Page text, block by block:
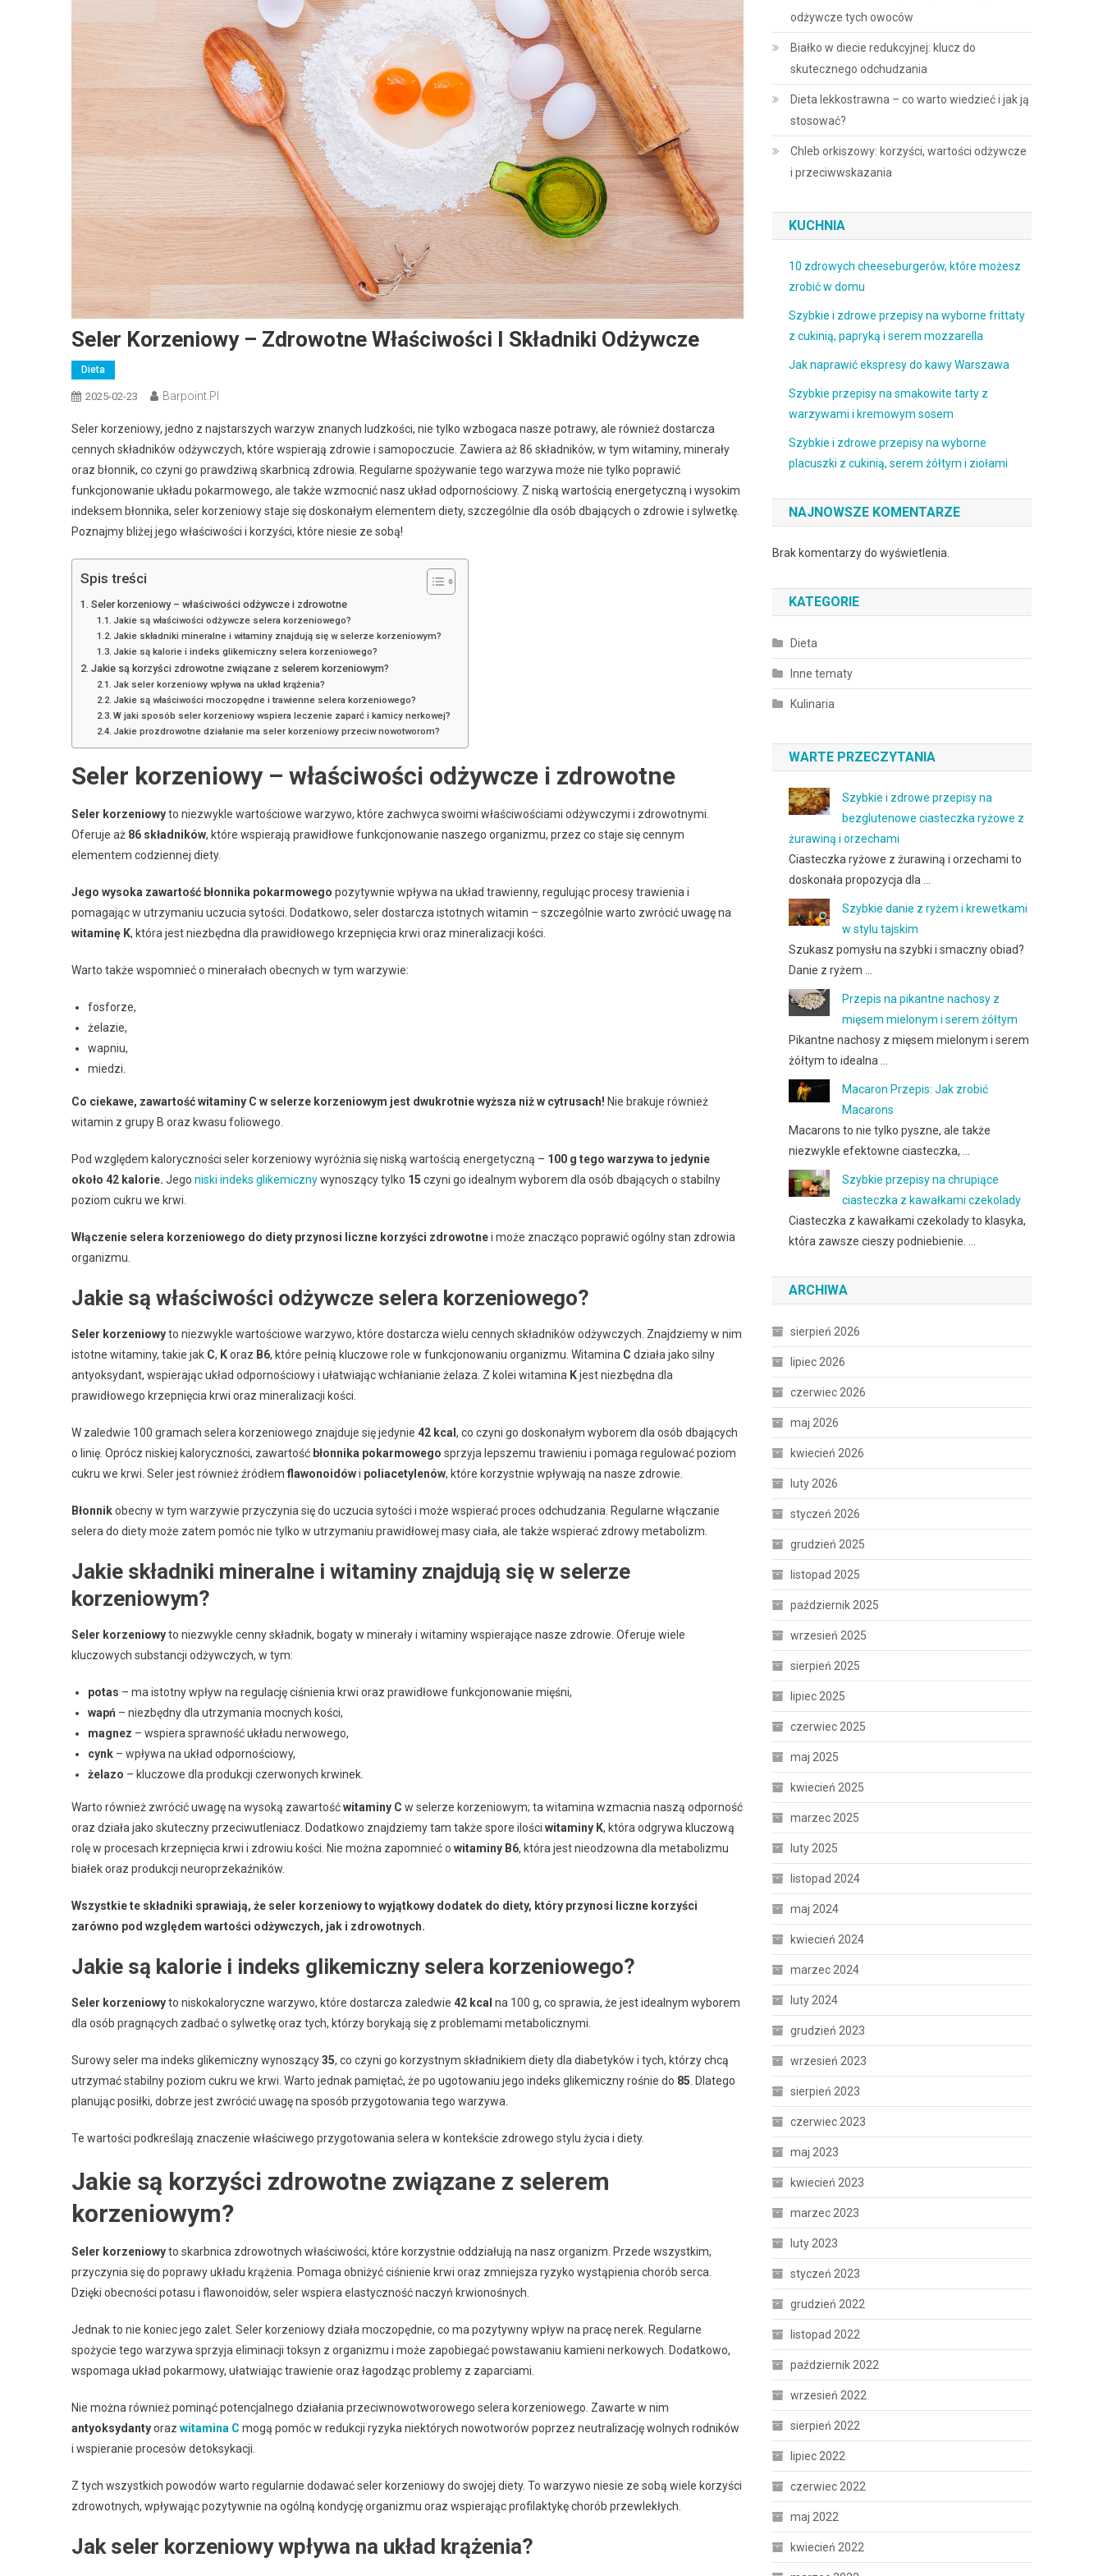
Seler Korzeniowy – Zdrowotne Właściwości I Składniki Odżywcze
Dieta
2025-02-23 Barpoint.pl
Seler korzeniowy, jedno z najstarszych warzyw znanych ludzkości, nie tylko wzbogaca nasze potrawy, ale również dostarcza
cennych składników odżywczych, które wspierają zdrowie i samopoczucie. Zawiera aż 86 składników, w tym witaminy, minerały
oraz błonnik, co czyni go prawdziwą skarbnicą zdrowia. Regularne spożywanie tego warzywa może nie tylko poprawić
funkcjonowanie układu pokarmowego, ale także wzmocnić nasz układ odpornościowy. Z niską wartością energetyczną i wysokim
indeksem błonnika, seler korzeniowy staje się doskonałym elementem diety, szczególnie dla osób dbających o zdrowie i sylwetkę.
Poznajmy bliżej jego właściwości i korzyści, które niesie ze sobą!
Spis treści
Seler korzeniowy – właściwości odżywcze i zdrowotne
Jakie są właściwości odżywcze selera korzeniowego?
Jakie składniki mineralne i witaminy znajdują się w selerze korzeniowym?
Jakie są kalorie i indeks glikemiczny selera korzeniowego?
Jakie są korzyści zdrowotne związane z selerem korzeniowym?
Jak seler korzeniowy wpływa na układ krążenia?
Jakie są właściwości moczopędne i trawienne selera korzeniowego?
W jaki sposób seler korzeniowy wspiera leczenie zaparć i kamicy nerkowej?
Jakie prozdrowotne działanie ma seler korzeniowy przeciw nowotworom?
Seler korzeniowy – właściwości odżywcze i zdrowotne
Seler korzeniowyto niezwykle wartościowe warzywo, które zachwyca swoimi właściwościami odżywczymi i zdrowotnymi.
Oferuje aż 86 składników, które wspierają prawidłowe funkcjonowanie naszego organizmu, przez co staje się cennym
elementem codziennej diety.
Jego wysoka zawartość błonnika pokarmowego pozytywnie wpływa na układ trawienny, regulując procesy trawienia i
pomagając w utrzymaniu uczucia sytości. Dodatkowo, seler dostarcza istotnych witamin – szczególnie warto zwrócić uwagę na
witaminę K, która jest niezbędna dla prawidłowego krzepnięcia krwi oraz mineralizacji kości.
Warto także wspomnieć o minerałach obecnych w tym warzywie:
fosforze,
żelazie,
wapniu,
miedzi.
Co ciekawe, zawartość witaminy C w selerze korzeniowym jest dwukrotnie wyższa niż w cytrusach! Nie brakuje również
witamin z grupy B oraz kwasu foliowego.
Pod względem kaloryczności seler korzeniowy wyróżnia się niską wartością energetyczną – 100 g tego warzywa to jedynie
około 42 kalorie. Jego niski indeks glikemicznywynoszący tylko 15 czyni go idealnym wyborem dla osób dbających o stabilny
poziom cukru we krwi.
Włączenie selera korzeniowego do diety przynosi liczne korzyści zdrowotnei może znacząco poprawić ogólny stan zdrowia
organizmu.
Jakie są właściwości odżywcze selera korzeniowego?
Seler korzeniowyto niezwykle wartościowe warzywo, które dostarcza wielu cennych składników odżywczych. Znajdziemy w nim
istotne witaminy, takie jak C, Koraz B6, które pełnią kluczowe role w funkcjonowaniu organizmu. Witamina C działa jako silny
antyoksydant, wspierając układ odpornościowy i ułatwiając wchłanianie żelaza. Z kolei witamina Kjest niezbędna dla
prawidłowego krzepnięcia krwi oraz mineralizacji kości.
W zaledwie 100 gramach selera korzeniowego znajduje się jedynie 42 kcal , co czyni go doskonałym wyborem dla osób dbających
o linię. Oprócz niskiej kaloryczności, zawartość błonnika pokarmowego sprzyja lepszemu trawieniu i pomaga regulować poziom
cukru we krwi. Seler jest również źródłem flawonoidówi poliacetylenów, które korzystnie wpływają na nasze zdrowie.
Błonnikobecny w tym warzywie przyczynia się do uczucia sytości i może wspierać proces odchudzania. Regularne włączanie
selera do diety może zatem pomóc nie tylko w utrzymaniu prawidłowej masy ciała, ale także wspierać zdrowy metabolizm.
Jakie składniki mineralne i witaminy znajdują się w selerze
korzeniowym?
Seler korzeniowyto niezwykle cenny składnik, bogaty w minerały i witaminy wspierające nasze zdrowie. Oferuje wiele
kluczowych substancji odżywczych, w tym:
potas – ma istotny wpływ na regulację ciśnienia krwi oraz prawidłowe funkcjonowanie mięśni,
wapń – niezbędny dla utrzymania mocnych kości,
magnez – wspiera sprawność układu nerwowego,
cynk – wpływa na układ odpornościowy,
żelazo – kluczowe dla produkcji czerwonych krwinek.
Warto również zwrócić uwagę na wysoką zawartośćwitaminy C w selerze korzeniowym; ta witamina wzmacnia naszą odporność
oraz działa jako skuteczny przeciwutleniacz. Dodatkowo znajdziemy tam także spore ilości witaminy K, która odgrywa kluczową
rolę w procesach krzepnięcia krwi i zdrowiu kości. Nie można zapomnieć o witaminy B6, która jest nieodzowna dla metabolizmu
białek oraz produkcji neuroprzekaźników.
Wszystkie te składniki sprawiają, że seler korzeniowy to wyjątkowy dodatek do diety, który przynosi liczne korzyści
zarówno pod względem wartości odżywczych, jak i zdrowotnych.
Jakie są kalorie i indeks glikemiczny selera korzeniowego?
Seler korzeniowyto niskokaloryczne warzywo, które dostarcza zaledwie 42 kcal na 100 g, co sprawia, że jest idealnym wyborem
dla osób pragnących zadbać o sylwetkę oraz tych, którzy borykają się z problemami metabolicznymi.
Surowy seler ma indeks glikemiczny wynoszący35, co czyni go korzystnym składnikiem diety dla diabetyków i tych, którzy chcą
utrzymać stabilny poziom cukru we krwi. Warto jednak pamiętać, że po ugotowaniu jego indeks glikemiczny rośnie do 85. Dlatego
planując posiłki, dobrze jest zwrócić uwagę na sposób przygotowania tego warzywa.
Te wartości podkreślają znaczenie właściwego przygotowania selera w kontekście zdrowego stylu życia i diety.
Jakie są korzyści zdrowotne związane z selerem
korzeniowym?
Seler korzeniowyto skarbnica zdrowotnych właściwości, które korzystnie oddziałują na nasz organizm. Przede wszystkim,
przyczynia się do poprawy układu krążenia. Pomaga obniżyć ciśnienie krwi oraz zmniejsza ryzyko wystąpienia chorób serca.
Dzięki obecności potasu i flawonoidów, seler wspiera elastyczność naczyń krwionośnych.
Jednak to nie koniec jego zalet. Seler korzeniowy działa moczopędnie, co ma pozytywny wpływ na pracę nerek. Regularne
spożycie tego warzywa sprzyja eliminacji toksyn z organizmu i może zapobiegać powstawaniu kamieni nerkowych. Dodatkowo,
wspomaga układ pokarmowy, ułatwiając trawienie oraz łagodząc problemy z zaparciami.
Nie można również pominąć potencjalnego działania przeciwnowotworowego selera korzeniowego. Zawarte w nim
antyoksydantyoraz witamina C mogą pomóc w redukcji ryzyka niektórych nowotworów poprzez neutralizację wolnych rodników
i wspieranie procesów detoksykacji.
Z tych wszystkich powodów warto regularnie dodawać seler korzeniowy do swojej diety. To warzywo niesie ze sobą wiele korzyści
zdrowotnych, wpływając pozytywnie na ogólną kondycję organizmu oraz wspierając profilaktykę chorób przewlekłych.
Jak seler korzeniowy wpływa na układ krążenia?
odżywcze tych owoców
Białko w diecie redukcyjnej: klucz do
skutecznego odchudzania
Dieta lekkostrawna – co warto wiedzieć i jak ją
stosować?
Chleb orkiszowy: korzyści, wartości odżywcze
i przeciwwskazania
KUCHNIA
10 zdrowych cheeseburgerów, które możesz
zrobić w domu
Szybkie i zdrowe przepisy na wyborne frittaty
z cukinią, papryką i serem mozzarella
Jak naprawić ekspresy do kawy Warszawa
Szybkie przepisy na smakowite tarty z
warzywami i kremowym sosem
Szybkie i zdrowe przepisy na wyborne
placuszki z cukinią, serem żółtym i ziołami
NAJNOWSZE KOMENTARZE
Brak komentarzy do wyświetlenia.
KATEGORIE
Dieta
Inne tematy
Kulinaria
WARTE PRZECZYTANIA
Szybkie i zdrowe przepisy na
bezglutenowe ciasteczka ryżowe z
żurawiną i orzechami
Ciasteczka ryżowe z żurawiną i orzechami to
doskonała propozycja dla …
Szybkie danie z ryżem i krewetkami
w stylu tajskim
Szukasz pomysłu na szybki i smaczny obiad?
Danie z ryżem …
Przepis na pikantne nachosy z
mięsem mielonym i serem żółtym
Pikantne nachosy z mięsem mielonym i serem
żółtym to idealna …
Macaron Przepis: Jak zrobić
Macarons
Macarons to nie tylko pyszne, ale także
niezwykle efektowne ciasteczka, …
Szybkie przepisy na chrupiące
ciasteczka z kawałkami czekolady
Ciasteczka z kawałkami czekolady to klasyka,
która zawsze cieszy podniebienie. …
ARCHIWA
sierpień 2026
lipiec 2026
czerwiec 2026
maj 2026
kwiecień 2026
luty 2026
styczeń 2026
grudzień 2025
listopad 2025
październik 2025
wrzesień 2025
sierpień 2025
lipiec 2025
czerwiec 2025
maj 2025
kwiecień 2025
marzec 2025
luty 2025
listopad 2024
maj 2024
kwiecień 2024
marzec 2024
luty 2024
grudzień 2023
wrzesień 2023
sierpień 2023
czerwiec 2023
maj 2023
kwiecień 2023
marzec 2023
luty 2023
styczeń 2023
grudzień 2022
listopad 2022
październik 2022
wrzesień 2022
sierpień 2022
lipiec 2022
czerwiec 2022
maj 2022
kwiecień 2022